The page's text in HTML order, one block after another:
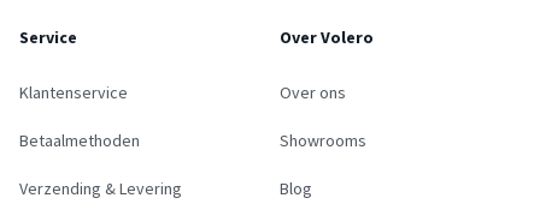
Service
Klantenservice
Betaalmethoden
Verzending & Levering
Over Volero
Over ons
Showrooms
Blog